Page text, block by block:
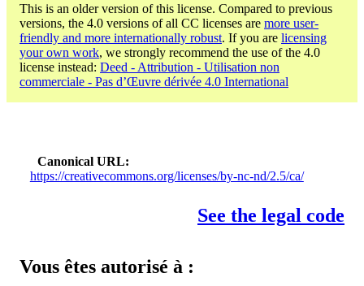
This is an older version of this license. Compared to previous
versions, the 4.0 versions of all CC licenses are more user-
friendly and more internationally robust. If you are licensing
your own work, we strongly recommend the use of the 4.0
license instead: Deed - Attribution - Utilisation non
commerciale - Pas d’Œuvre dérivée 4.0 International
Canonical URL
https://creativecommons.org/licenses/by-nc-nd/2.5/ca/
See the legal code
Vous êtes autorisé à :